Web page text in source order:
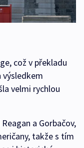
což v překladu
výsledkem
velmi rychlou
a Gorbačov,
takže s tím